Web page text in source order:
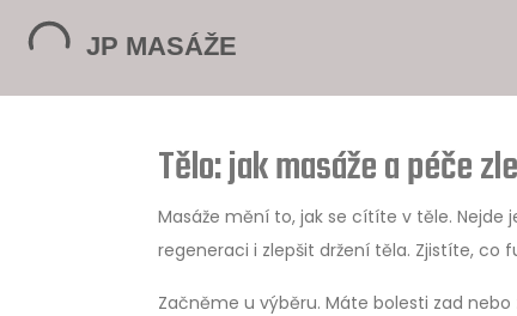
Tělo: jak masáže a péče
Masáže mění to, jak se cítíte v těle. Nejde
regeneraci i zlepšit držení těla. Zjistíte, co
Začněme u výběru. Máte bolesti zad